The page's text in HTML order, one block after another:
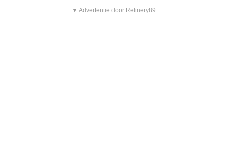
▼ Advertentie door Refinery89